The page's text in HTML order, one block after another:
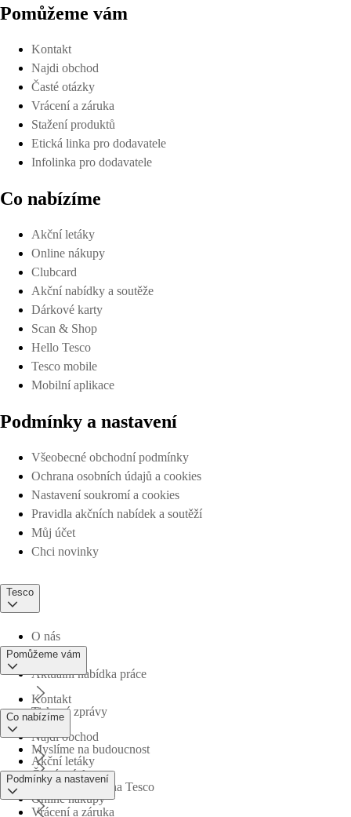
Pomůžeme vám
Kontakt
Najdi obchod
Časté otázky
Vrácení a záruka
Stažení produktů
Etická linka pro dodavatele
Infolinka pro dodavatele
Co nabízíme
Akční letáky
Online nákupy
Clubcard
Akční nabídky a soutěže
Dárkové karty
Scan & Shop
Hello Tesco
Tesco mobile
Mobilní aplikace
Podmínky a nastavení
Všeobecné obchodní podmínky
Ochrana osobních údajů a cookies
Nastavení soukromí a cookies
Pravidla akčních nabídek a soutěží
Můj účet
Chci novinky
Tesco
O nás
Aktuální nabídka práce
Tiskové zprávy
Myslíme na budoucnost
Obchodní skupina Tesco
Pomůžeme vám
Kontakt
Najdi obchod
Časté otázky
Vrácení a záruka
Co nabízíme
Akční letáky
Online nákupy
Podmínky a nastavení